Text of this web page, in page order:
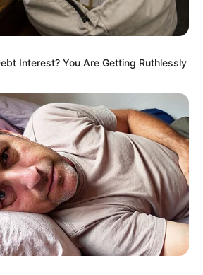
Things To Keep In Your
Interest? You Are Getting Ruthlessly